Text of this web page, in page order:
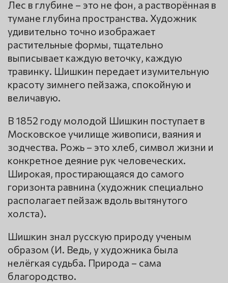
Лес в глубине – это не фон, а растворённая в
тумане глубина пространства. Художник
удивительно точно изображает
растительные формы, тщательно
выписывает каждую веточку, каждую
травинку. Шишкин передает изумительную
красоту зимнего пейзажа, спокойную и
величавую.
В 1852 году молодой Шишкин поступает в
Московское училище живописи, ваяния и
зодчества. Рожь – это хлеб, символ жизни и
конкретное деяние рук человеческих.
Широкая, простирающаяся до самого
горизонта равнина (художник специально
располагает пейзаж вдоль вытянутого
холста).
Шишкин знал русскую природу ученым
образом (И. Ведь, у художника была
нелёгкая судьба. Природа – сама
благородство.